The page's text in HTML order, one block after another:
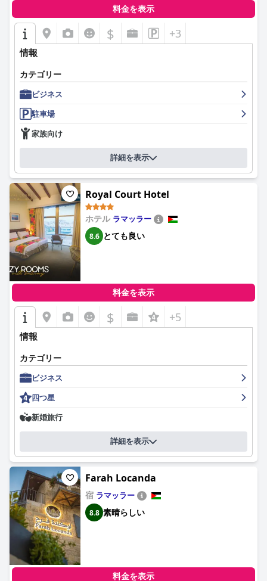
料金を表示
$ +3
情報
カテゴリー
ビジネス
駐車場
家族向け
詳細を表示
Royal Court Hotel
ホテル ラマッラー
8.6 とても良い
料金を表示
$ +5
情報
カテゴリー
ビジネス
四つ星
新婚旅行
詳細を表示
Farah Locanda
宿 ラマッラー
8.8 素晴らしい
料金を表示